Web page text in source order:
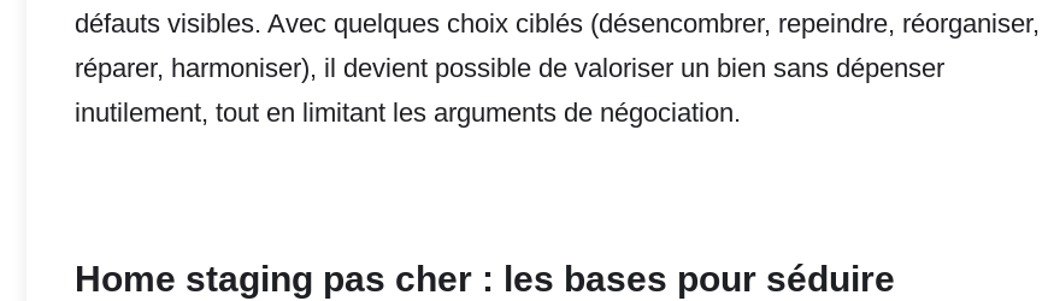
défauts visibles. Avec quelques choix ciblés (désencombrer, repeindre, réorganiser,
réparer, harmoniser), il devient possible de valoriser un bien sans dépenser
inutilement, tout en limitant les arguments de négociation.
Home staging pas cher : les bases pour séduire